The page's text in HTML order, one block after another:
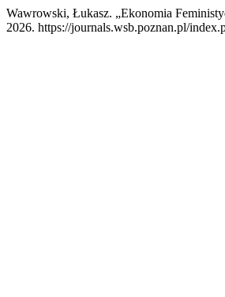
Wawrowski, Łukasz. „Ekonomia
2026. https://journals.wsb.poznan.pl/